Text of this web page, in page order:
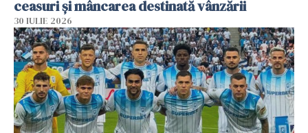
ceasuri și mâncarea destinată vânzării
30 IULIE 2026